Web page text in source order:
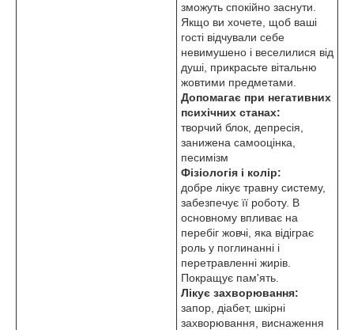
зможуть спокійно заснути.
Якщо ви хочете, щоб ваші
гості відчували себе
невимушено і веселилися від
душі, прикрасьте вітальню
жовтими предметами.
Допомагає при негативних
психічних станах:
творчий блок, депресія,
занижена самооцінка,
песимізм
Фізіологія і колір:
добре лікує травну систему,
забезпечує її роботу. В
основному впливає на
перебіг жовчі, яка відіграє
роль у поглинанні і
перетравленні жирів.
Покращує пам'ять.
Лікує захворювання:
запор, діабет, шкірні
захворювання, виснаження